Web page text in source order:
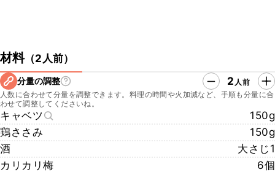
材料（2人前）
分量の調整 2 人前
人数に合わせて分量を調整できます。料理の時間や火加減など、手順も分量に合
わせて調整してくださいね。
キャベツ
150g
鶏ささみ
150g
酒
大さじ1
カリカリ梅
6個